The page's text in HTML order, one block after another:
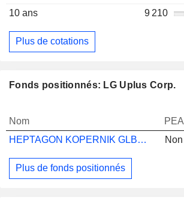
10 ans
9 210
Plus de cotations
Fonds positionnés: LG Uplus Corp.
Nom PEA
HEPTAGON KOPERNIK GLB ALLCP EQ Z $ ACC
Non
Plus de fonds positionnés